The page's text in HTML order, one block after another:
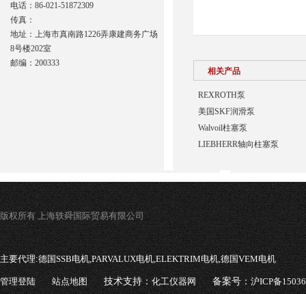
相关产品
REXROTH泵
美国SKF润滑泵
Walvoil柱塞泵
LIEBHERR轴向柱塞泵
电话：86-021-51872309
传真：
地址：上海市真南路1226弄康建商务广场
8号楼202室
邮编：200333
版权所有 上海轶舜国际贸易有限公司
主要代理:德国SSB电机,PARVALUX电机,ELEKTRIM电机,德国VEM电机
管理登陆 站点地图 技术支持：化工仪器网 备案号：沪ICP备